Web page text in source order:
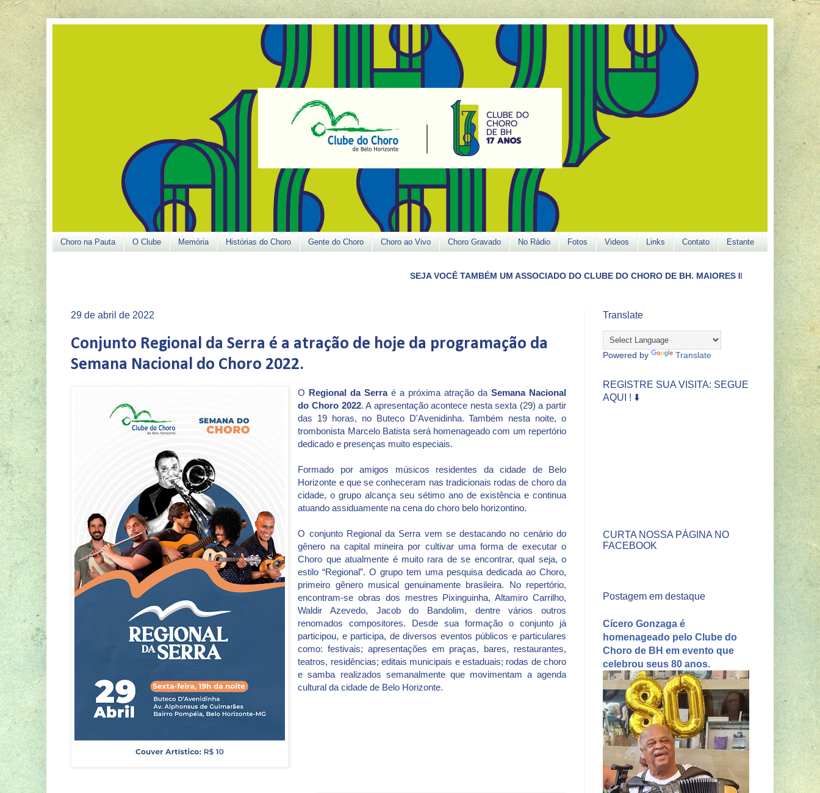
Choro na Pauta O Clube Memória Histórias do Choro Gente do Choro Choro ao Vivo Choro Gravado No Rádio Fotos Videos Links Contato Estante
SEJA VOCÊ TAMBÉM UM ASSOCIADO DO CLUBE DO CHORO DE BH. MAIORES INFORMAÇÕES LIGUE (31)3422-
29 de abril de 2022
Conjunto Regional da Serra é a atração de hoje da programação da
Semana Nacional do Choro 2022.
O Regional da Serraé a próxima atração daSemana Nacional
do Choro 2022. A apresentação acontece nesta sexta (29) a partir
das 19 horas, no Buteco D'Avenidinha. Também nesta noite, o
trombonista Marcelo Batista será homenageado com um repertório
dedicado e presenças muito especiais.
Formado por amigos músicos residentes da cidade de Belo
Horizonte e que se conheceram nas tradicionais rodas de choro da
cidade, o grupo alcança seu sétimo ano de existência e continua
atuando assiduamente na cena do choro belo horizontino.
O conjunto Regional da Serra vem se destacando no cenário do
gênero na capital mineira por cultivar uma forma de executar o
Choro que atualmente é muito rara de se encontrar, qual seja, o
estilo “Regional”. O grupo tem uma pesquisa dedicada ao Choro,
primeiro gênero musical genuinamente brasileira. No repertório,
encontram-se obras dos mestres Pixinguinha, Altamiro Carrilho,
Waldir Azevedo, Jacob do Bandolim, dentre vários outros
renomados compositores. Desde sua formação o conjunto já
participou, e participa, de diversos eventos públicos e particulares
como: festivais; apresentações em praças, bares, restaurantes,
teatros, residências; editais municipais e estaduais; rodas de choro
e samba realizados semanalmente que movimentam a agenda
cultural da cidade de Belo Horizonte.
Translate
Powered by Translate
REGISTRE SUA VISITA: SEGUE
AQUI ! ⬇️
CURTA NOSSA PÁGINA NO
FACEBOOK
Postagem em destaque
Cícero Gonzaga é
homenageado pelo Clube do
Choro de BH em evento que
celebrou seus 80 anos.